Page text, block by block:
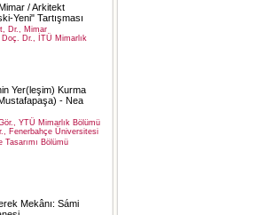
/ Arkitekt
Yeni" Tartışması
Dr., Mimar
Dr., İTÜ Mimarlık
Yer(leşim) Kurma
- Nea
YTÜ Mimarlık Bölümü
Fenerbahçe Üniversitesi
Bölümü
Mekânı: Sámi